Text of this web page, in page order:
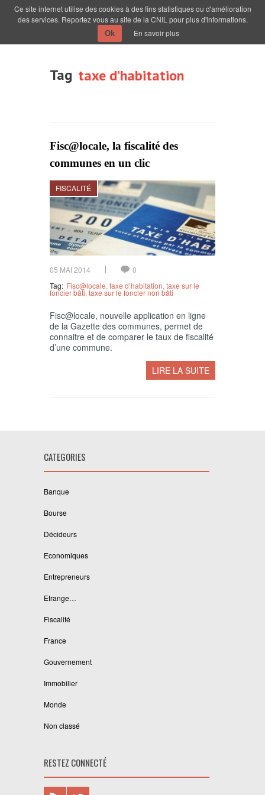
Tag taxe d’habitation
Fisc@locale, la fiscalité des
communes en un clic
FISCALITÉ
05 MAI 2014
0
Tag: Fisc@locale taxe d’habitation taxe sur le
foncier bâti taxe sur le foncier non bâti
Fisc@locale, nouvelle application en ligne
de la Gazette des communes, permet de
connaitre et de comparer le taux de fiscalité
d’une commune.
LIRE LA SUITE
CATEGORIES
Banque
Bourse
Décideurs
Economiques
Entrepreneurs
Etrange…
Fiscalité
France
Gouvernement
Immobilier
Monde
Non classé
RESTEZ CONNECTÉ
Ce site internet utilise des cookies à des fins statistiques ou d'amélioration
des services. Reportez vous au site de la CNIL pour plus d'informations.
Ok En savoir plus